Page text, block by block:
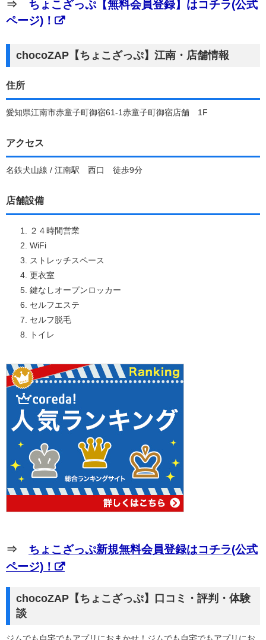
⇒ ちょこざっぷ【無料会員登録】はコチラ(公式
ページ)！
chocoZAP【ちょこざっぷ】江南・店舗情報
住所
愛知県江南市赤童子町御宿61-1赤童子町御宿店舗 1F
アクセス
名鉄犬山線 / 江南駅 西口 徒歩9分
店舗設備
２４時間営業
WiFi
ストレッチスペース
更衣室
鍵なしオープンロッカー
セルフエステ
セルフ脱毛
トイレ
⇒ ちょこざっぷ新規無料会員登録はコチラ(公式
ページ)！
chocoZAP【ちょこざっぷ】口コミ・評判・体験
談
ジムでも自宅でもアプリにおまかせ！ジムでも自宅でもアプリにお